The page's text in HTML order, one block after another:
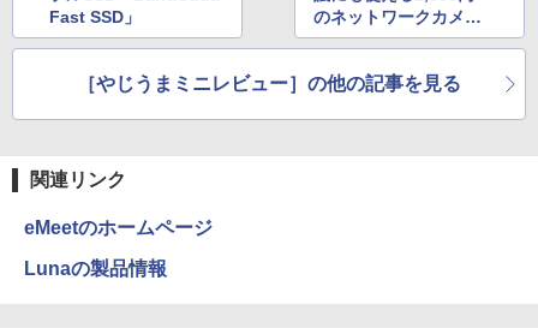
Fast SSD」
のネットワークカメラ
「ATOM Cam」
［やじうまミニレビュー］の他の記事を見る
関連リンク
eMeetのホームページ
Lunaの製品情報